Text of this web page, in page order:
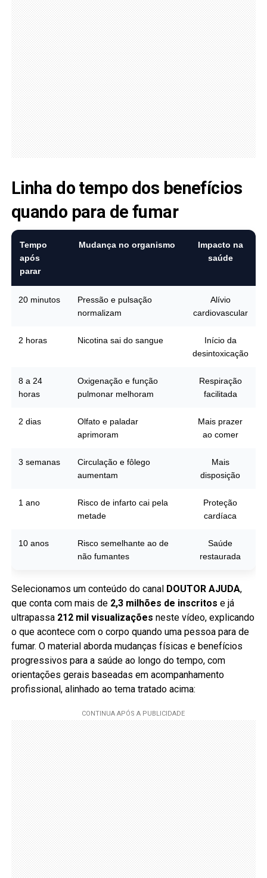
Linha do tempo dos benefícios
quando para de fumar
Tempo
após
parar
Mudança no organismo
Impacto na
saúde
20 minutos
Pressão e pulsação
normalizam
Alívio
cardiovascular
2 horas Nicotina sai do sangue
Início da
desintoxicação
8 a 24
horas
Oxigenação e função
pulmonar melhoram
Respiração
facilitada
2 dias
Olfato e paladar
aprimoram
Mais prazer
ao comer
3 semanas
Circulação e fôlego
aumentam
Mais
disposição
1 ano
Risco de infarto cai pela
metade
Proteção
cardíaca
10 anos
Risco semelhante ao de
não fumantes
Saúde
restaurada
Selecionamos um conteúdo do canal DOUTOR AJUDA,
que conta com mais de 2,3 milhões de inscritos e já
ultrapassa 212 mil visualizações neste vídeo, explicando
o que acontece com o corpo quando uma pessoa para de
fumar. O material aborda mudanças físicas e benefícios
progressivos para a saúde ao longo do tempo, com
orientações gerais baseadas em acompanhamento
profissional, alinhado ao tema tratado acima: